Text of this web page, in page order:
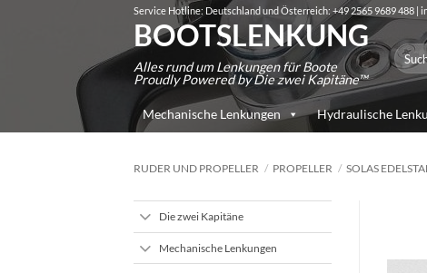
Service Hotline: Deutschland und Österreich: +49 2565 9689 488 |
BOOTSLENKUNG
Alles rund um Lenkungen für Boote
Proudly Powered by Die zwei Kapitäne™
Suchen
nach:
Mechanische Lenkungen Hydraulische
RUDER UND PROPELLER / PROPELLER / SOLAS
Die zwei Kapitäne
Mechanische Lenkungen